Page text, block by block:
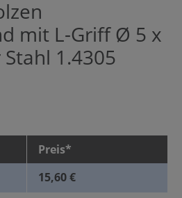
mit L-Griff Ø 5 x
1.4305
Preis*
15,60 €